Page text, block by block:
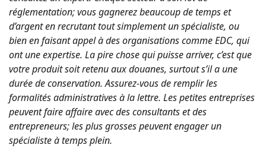
réglementation; vous gagnerez beaucoup de temps et
d’argent en recrutant tout simplement un spécialiste, ou
bien en faisant appel à des organisations comme EDC, qui
ont une expertise. La pire chose qui puisse arriver, c’est que
votre produit soit retenu aux douanes, surtout s’il a une
durée de conservation. Assurez-vous de remplir les
formalités administratives à la lettre. Les petites entreprises
peuvent faire affaire avec des consultants et des
entrepreneurs; les plus grosses peuvent engager un
spécialiste à temps plein.